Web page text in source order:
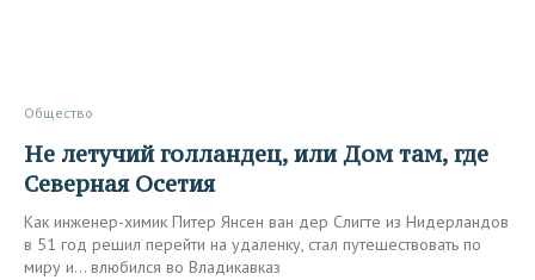
Общество
Не летучий голландец, или Дом там, где
Северная Осетия
Как инженер-химик Питер Янсен ван дер Слигте из Нидерландов
в 51 год решил перейти на удаленку, стал путешествовать по
миру и… влюбился во Владикавказ